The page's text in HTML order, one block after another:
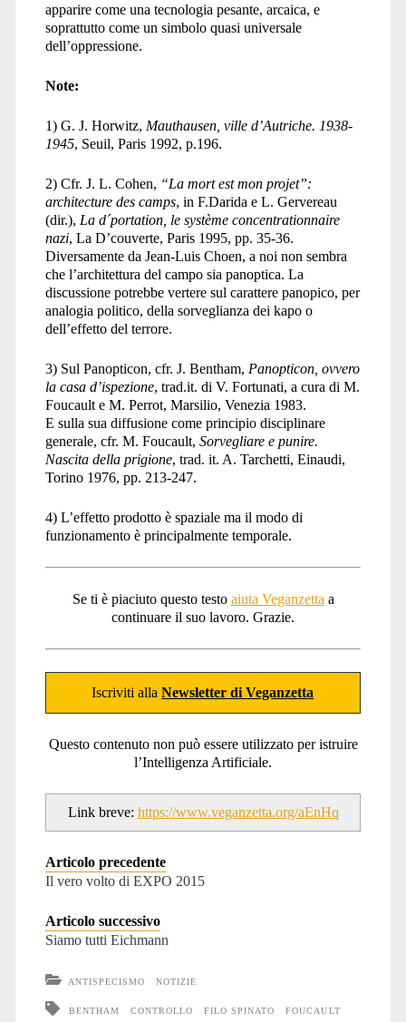
apparire come una tecnologia pesante, arcaica, e
soprattutto come un simbolo quasi universale
dell’oppressione.
Note:
1) G. J. Horwitz, Mauthausen, ville d’Autriche. 1938-
1945, Seuil, Paris 1992, p.196.
2) Cfr. J. L. Cohen, “La mort est mon projet”:
architecture des camps, in F.Darida e L. Gervereau
(dir.), La d´portation, le système concentrationnaire
nazi, La D’couverte, Paris 1995, pp. 35-36.
Diversamente da Jean-Luis Choen, a noi non sembra
che l’architettura del campo sia panoptica. La
discussione potrebbe vertere sul carattere panopico, per
analogia politico, della sorveglianza dei kapo o
dell’effetto del terrore.
3) Sul Panopticon, cfr. J. Bentham, Panopticon, ovvero
la casa d’ispezione, trad.it. di V. Fortunati, a cura di M.
Foucault e M. Perrot, Marsilio, Venezia 1983.
E sulla sua diffusione come principio disciplinare
generale, cfr. M. Foucault, Sorvegliare e punire.
Nascita della prigione, trad. it. A. Tarchetti, Einaudi,
Torino 1976, pp. 213-247.
4) L’effetto prodotto è spaziale ma il modo di
funzionamento è principalmente temporale.
Se ti è piaciuto questo testo aiuta Veganzetta a
continuare il suo lavoro. Grazie.
Iscriviti allaNewsletter di Veganzetta
Questo contenuto non può essere utilizzato per istruire
l’Intelligenza Artificiale.
Link breve: https://www.veganzetta.org/aEnHq
Articolo precedente
Il vero volto di EXPO 2015
Articolo successivo
Siamo tutti Eichmann
ANTISPECISMO NOTIZIE
BENTHAM CONTROLLO FILO SPINATO
FOUCAULT